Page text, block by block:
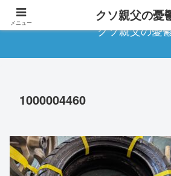
クソ親父の憂
1000004460
メニュー クソ親父の憂